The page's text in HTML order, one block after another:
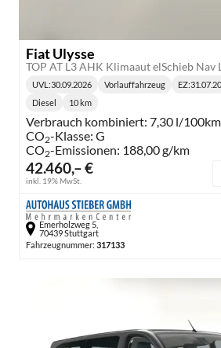
Fiat Ulysse
TOP AT L3 AHK Klimaaut elSchieb Nav
42.460,– €
inkl. 19% MwSt.
UVL :30.09.2026 Vorlauffahrzeug EZ:
Diesel 10 km
Verbrauch kombiniert: 7,30 l/100km
CO2-Klasse: G
CO2-Emissionen: 188,00 g/km
Emerholzweg 5,
70439 Stuttgart
Fahrzeugnummer: 317133